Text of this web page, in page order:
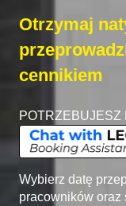
Otrzymaj
cennikiem
POTRZEBUJESZ
Wybierz datę
pracowników oraz